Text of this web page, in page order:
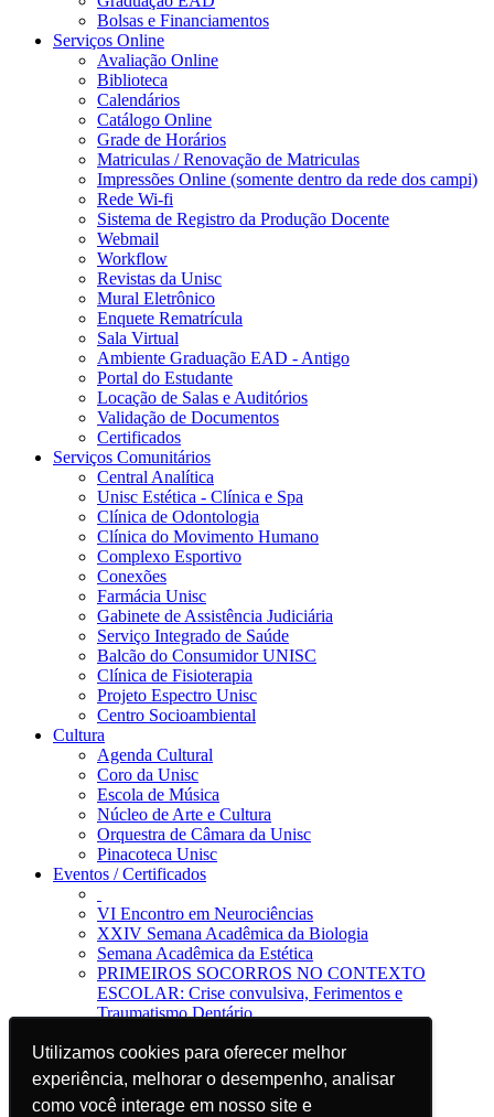
Utilizamos cookies para oferecer melhor
experiência, melhorar o desempenho, analisar
como você interage em nosso site e
Utilizamos cookies para oferecer melhor
experiência, melhorar o desempenho, analisar
como você interage em nosso site e
Bolsas e Financiamentos
Serviços Online
Avaliação Online
Biblioteca
Calendários
Catálogo Online
Grade de Horários
Matriculas / Renovação de Matriculas
Impressões Online (somente dentro da rede dos campi)
Rede Wi-fi
Sistema de Registro da Produção Docente
Webmail
Workflow
Revistas da Unisc
Mural Eletrônico
Enquete Rematrícula
Sala Virtual
Ambiente Graduação EAD - Antigo
Portal do Estudante
Locação de Salas e Auditórios
Validação de Documentos
Certificados
Serviços Comunitários
Central Analítica
Unisc Estética - Clínica e Spa
Clínica de Odontologia
Clínica do Movimento Humano
Complexo Esportivo
Conexões
Farmácia Unisc
Gabinete de Assistência Judiciária
Serviço Integrado de Saúde
Balcão do Consumidor UNISC
Clínica de Fisioterapia
Projeto Espectro Unisc
Centro Socioambiental
Cultura
Agenda Cultural
Coro da Unisc
Escola de Música
Núcleo de Arte e Cultura
Orquestra de Câmara da Unisc
Pinacoteca Unisc
Eventos / Certificados
VI Encontro em Neurociências
XXIV Semana Acadêmica da Biologia
Semana Acadêmica da Estética
PRIMEIROS SOCORROS NO CONTEXTO
ESCOLAR: Crise convulsiva, Ferimentos e
Traumatismo Dentário
Jornal da Unisc
Notícias
Imprensa
Blog EAD